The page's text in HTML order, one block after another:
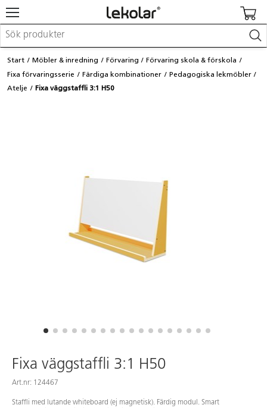
Möbler & inredning
Lekplatsutrustning & utemiljö
Leka
Start Möbler & inredning Förvaring
Förvaring skola & förskola
Fixa förvaringsserie
Färdiga kombinationer
Pedagogiska lekmöbler
Atelje
Fixa väggstaffli 3:1 H50
Fixa väggstaffli 3:1 H50
Art.nr: 124467
Staffli med lutande whiteboard (ej magnetisk). Färdig modul. Smart